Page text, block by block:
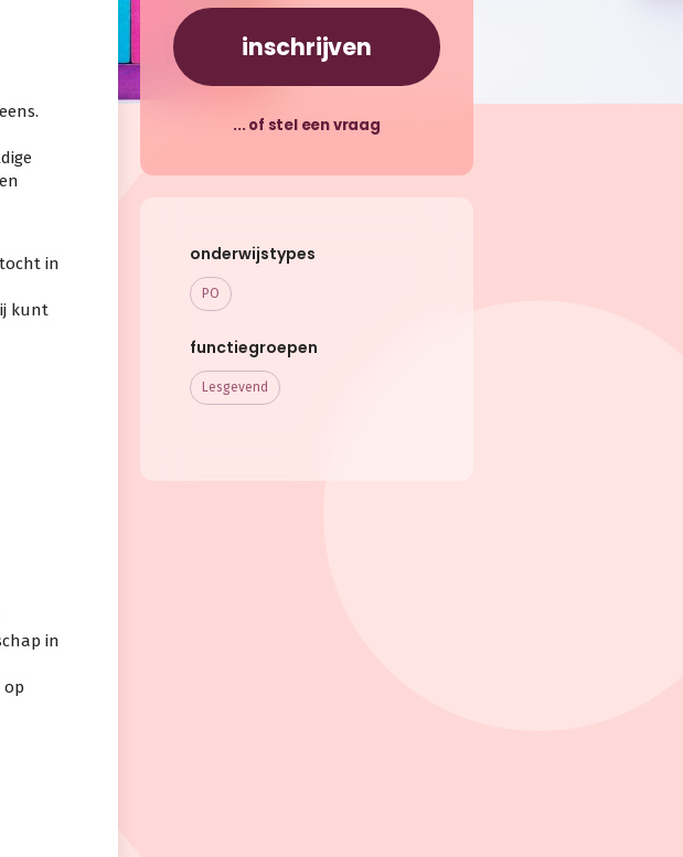
in
kunt
in
op
inschrijven
... of stel een vraag
onderwijstypes
PO
functiegroepen
Lesgevend